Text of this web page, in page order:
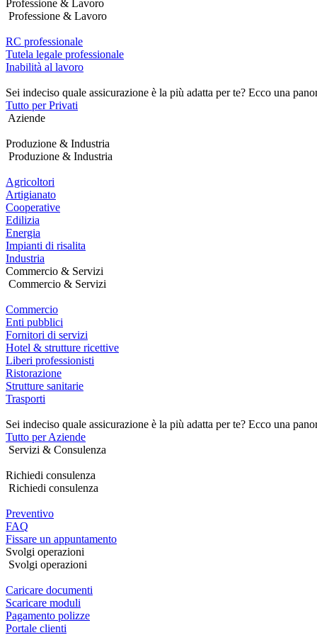
Professione & Lavoro
Professione & Lavoro
RC professionale
Tutela legale professionale
Inabilità al lavoro
Sei indeciso quale assicurazione è la più adatta per te? Ecco una
Tutto per Privati
Aziende
Produzione & Industria
Produzione & Industria
Agricoltori
Artigianato
Cooperative
Edilizia
Energia
Impianti di risalita
Industria
Commercio & Servizi
Commercio & Servizi
Commercio
Enti pubblici
Fornitori di servizi
Hotel & strutture ricettive
Liberi professionisti
Ristorazione
Strutture sanitarie
Trasporti
Sei indeciso quale assicurazione è la più adatta per te? Ecco una
Tutto per Aziende
Servizi & Consulenza
Richiedi consulenza
Richiedi consulenza
Preventivo
FAQ
Fissare un appuntamento
Svolgi operazioni
Svolgi operazioni
Caricare documenti
Scaricare moduli
Pagamento polizze
Portale clienti